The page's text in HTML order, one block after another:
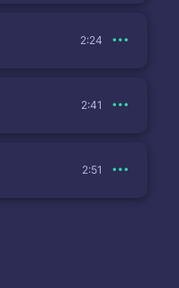
2:24
2:41
2:51